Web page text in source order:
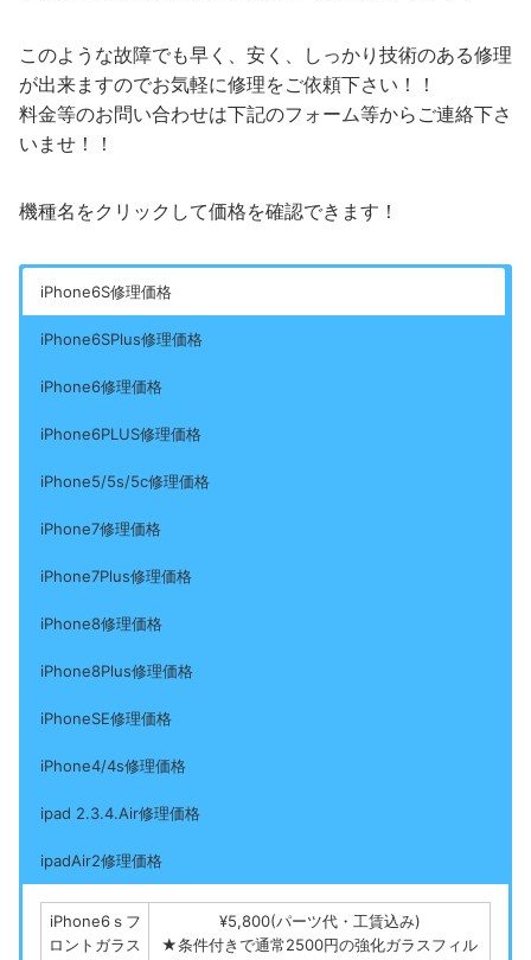
このような故障でも早く、安く、しっかり技術のある修理
が出来ますのでお気軽に修理をご依頼下さい！！
料金等のお問い合わせは下記のフォーム等からご連絡下さ
いませ！！
機種名をクリックして価格を確認できます！
iPhone6S修理価格
iPhone6SPlus修理価格
iPhone6修理価格
iPhone6PLUS修理価格
iPhone5/5s/5c修理価格
iPhone7修理価格
iPhone7Plus修理価格
iPhone8修理価格
iPhone8Plus修理価格
iPhoneSE修理価格
iPhone4/4s修理価格
ipad 2.3.4.Air修理価格
ipadAir2修理価格
iPhone6ｓフ
ロントガラス
¥5,800(パーツ代・工賃込み)
★条件付きで通常2500円の強化ガラスフィル